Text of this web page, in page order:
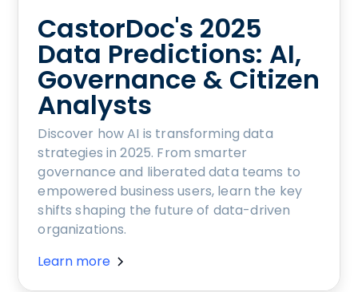
CastorDoc's 2025
Data Predictions: AI,
Governance & Citizen
Analysts
Discover how AI is transforming data
strategies in 2025. From smarter
governance and liberated data teams to
empowered business users, learn the key
shifts shaping the future of data-driven
organizations.
Learn more